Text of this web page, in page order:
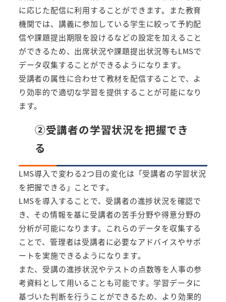
に応じた配信に利用することができます。また教育
機関では、講義に参加している学生に絞って予約配
信や課題提出期限を設けるなどの設定を加えること
ができるため、出席状況や課題提出状況等もLMSで
データ収集することができるようになります。
受講者の属性に合わせて教材を配信することで、よ
り効率的で適切な学習を提供することが可能になり
ます。
②受講者の学習状況を把握でき
る
LMS導入で変わる2つ目の変化は「受講者の学習状況
を把握できる」ことです。
LMSを導入することで、受講者の進捗状況を確認で
き、その情報を基に受講者の苦手分野や得意分野の
分析が可能になります。これらのデータを収集する
ことで、管理者は受講者に必要なアドバイスやサポ
ートを実施できるようになります。
また、受講の進捗状況やテストの点数等を人事の参
考資料として用いることも可能です。学習データに
基づいた判断を行うことができるため、より効果的